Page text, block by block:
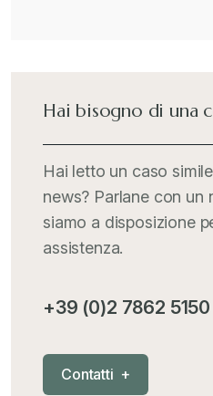
Hai bisogno di una
Hai letto un caso
news? Parlane con un
siamo a disposizione
assistenza.
+39 (0)2 7862 5150
Contatti +